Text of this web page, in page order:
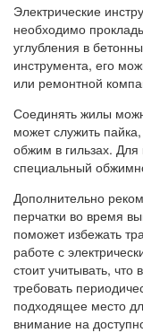
Электрические
необходимо
углубления в
инструмента, его
или ремонтной
Соединять жилы
может служить
обжим в гильзах. Для
специальный
Дополнительно
перчатки во время
поможет избежать
работе с
стоит учитывать,
требовать
подходящее место
внимание на